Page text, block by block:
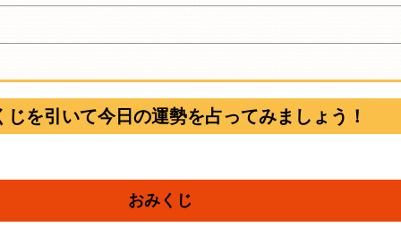
じを引いて今日の運勢を占ってみましょう！
おみくじ